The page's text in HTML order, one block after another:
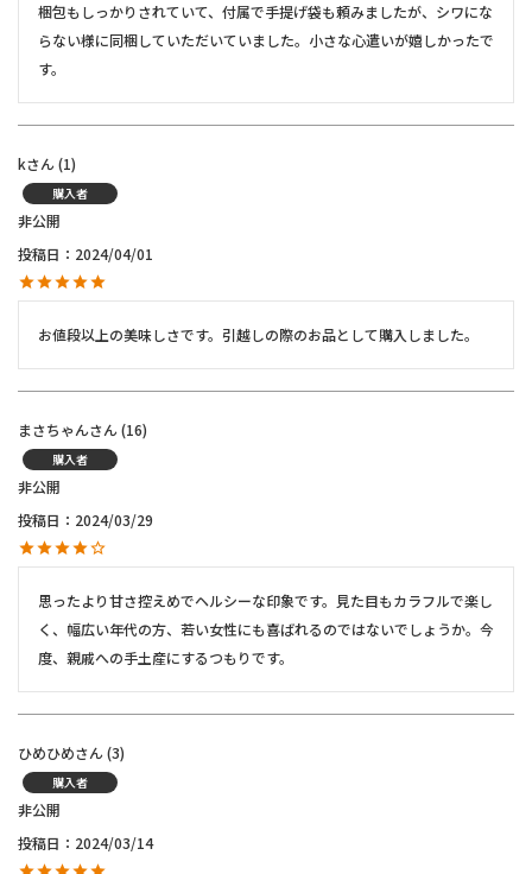
梱包もしっかりされていて、付属で手提げ袋も頼みましたが、シワにな
らない様に同梱していただいていました。小さな心遣いが嬉しかったで
す。
k 1
購入者
非公開
投稿日
2024/04/01
お値段以上の美味しさです。引越しの際のお品として購入しました。
まさちゃん 16
購入者
非公開
投稿日
2024/03/29
思ったより甘さ控えめでヘルシーな印象です。見た目もカラフルで楽し
く、幅広い年代の方、若い女性にも喜ばれるのではないでしょうか。今
度、親戚への手土産にするつもりです。
ひめひめ 3
購入者
非公開
投稿日
2024/03/14